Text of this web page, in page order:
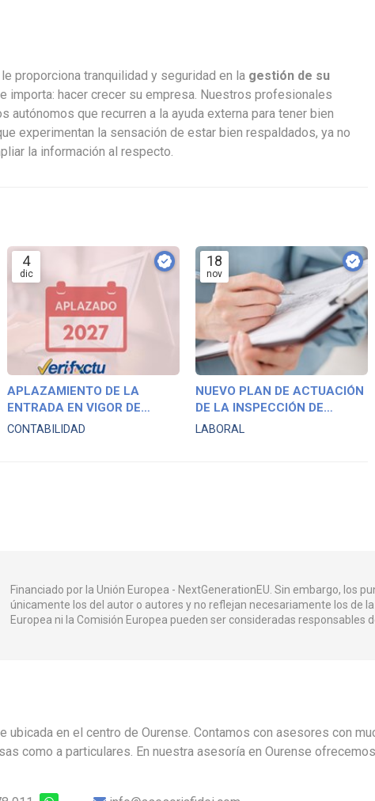
proporciona tranquilidad y seguridad en la gestión de su
importa: hacer crecer su empresa. Nuestros profesionales
que recurren a la ayuda externa para tener bien
experimentan la sensación de estar bien respaldados, ya no
la información al respecto.
4
dic
APLAZAMIENTO DE LA
ENTRADA EN VIGOR DE
VERIFACTU
CONTABILIDAD
18
nov
NUEVO PLAN DE ACTUACIÓN
DE LA INSPECCIÓN DE
TRABAJO 2025-2027
LABORAL
Financiado por la Unión Europea - NextGenerationEU. Sin embargo, los
únicamente los del autor o autores y no reflejan necesariamente los de
Europea ni la Comisión Europea pueden ser consideradas responsables
en el centro de Ourense. Contamos con asesores con
como a particulares. En nuestra asesoría en Ourense